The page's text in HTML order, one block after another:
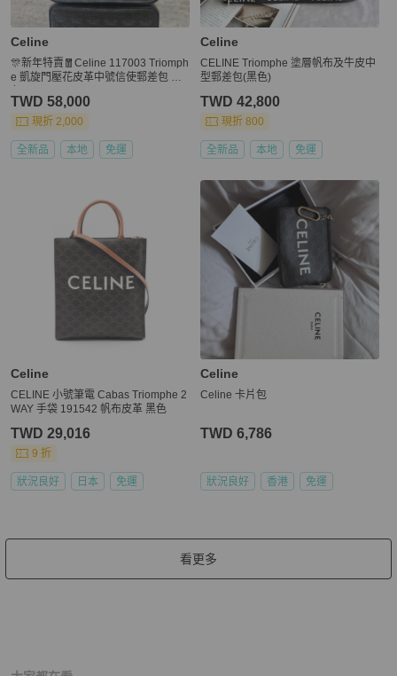
Celine
🎊新年特賣🧧Celine 117003 Triomph
e 凱旋門壓花皮革中號信使郵差包 黑
TWD 58,000
現折 2,000
全新品 本地 免運
Celine
CELINE Triomphe 塗層帆布及牛皮中
型郵差包(黑色)
TWD 42,800
現折 800
全新品 本地 免運
Celine
CELINE 小號筆電 Cabas Triomphe 2
WAY 手袋 191542 帆布皮革 黑色
TWD 29,016
9 折
狀況良好 日本 免運
Celine
Celine 卡片包
TWD 6,786
狀況良好 香港 免運
看更多